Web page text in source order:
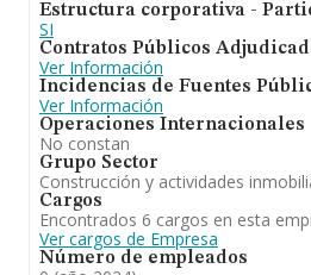
Estructura corporativa -
SI
Contratos Públicos
Ver Información
Incidencias de Fuentes
Ver Información
Operaciones Internacionales
No constan
Grupo Sector
Construcción y actividades
Cargos
Encontrados 6 cargos en esta
Ver cargos de Empresa
Número de empleados